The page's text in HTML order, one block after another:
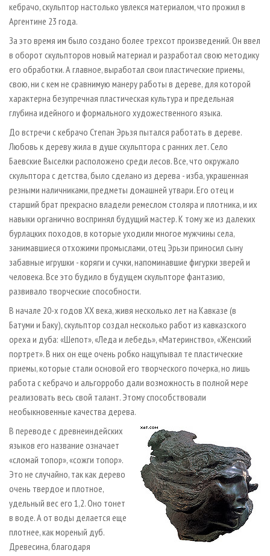
кебрачо, скульптор настолько увлекся материалом, что прожил в
Аргентине 23 года.
За это время им было создано более трехсот произведений. Он ввел
в оборот скульпторов новый материал и разработал свою методику
его обработки. А главное, выработал свои пластические приемы,
свою, ни с кем не сравнимую манеру работы в дереве, для которой
характерна безупречная пластическая культура и предельная
глубина идейного и формального художественного языка.
До встречи с кебрачо Степан Эрьзя пытался работать в дереве.
Любовь к дереву жила в душе скульптора с ранних лет. Село
Баевские Выселки расположено среди лесов. Все, что окружало
скульптора с детства, было сделано из дерева - изба, украшенная
резными наличниками, предметы домашней утвари. Его отец и
старший брат прекрасно владели ремеслом столяра и плотника, и их
навыки органично воспринял будущий мастер. К тому же из далеких
бурлацких походов, в которые уходили многое мужчины села,
занимавшиеся отхожими промыслами, отец Эрьзи приносил сыну
забавные игрушки - коряги и сучки, напоминавшие фигурки зверей и
человека. Все это будило в будущем скульпторе фантазию,
развивало творческие способности.
В начале 20-х годов XX века, живя несколько лет на Кавказе (в
Батуми и Баку), скульптор создал несколько работ из кавказского
ореха и дуба: «Шепот», «Леда и лебедь», «Материнство», «Женский
портрет». В них он еще очень робко нащупывал те пластические
приемы, которые стали основой его творческого почерка, но лишь
работа с кебрачо и альгорробо дали возможность в полной мере
реализовать весь свой талант. Этому способствовали
необыкновенные качества дерева.
В переводе с древнеиндейских
языков его название означает
«сломай топор», «сожги топор».
Это не случайно, так как дерево
очень твердое и плотное,
удельный вес его 1,2. Оно тонет
в воде. А от воды делается еще
плотнее, как мореный дуб.
Древесина, благодаря